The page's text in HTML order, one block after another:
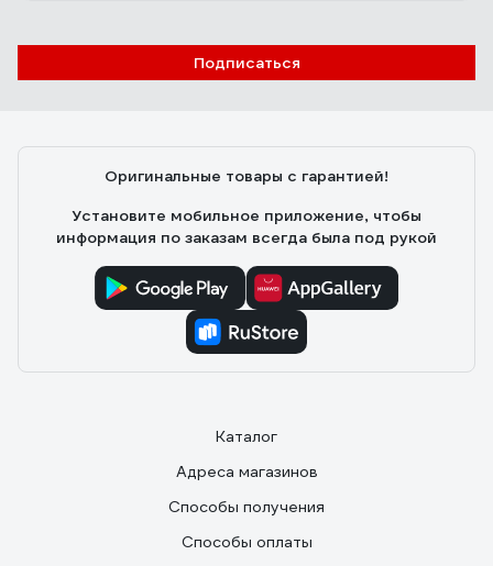
Отзыв о RAGE RAGE
Подписаться
Оригинальные товары с гарантией!
Установите мобильное приложение, чтобы
информация по заказам всегда была под рукой
Каталог
Адреса магазинов
Способы получения
Способы оплаты